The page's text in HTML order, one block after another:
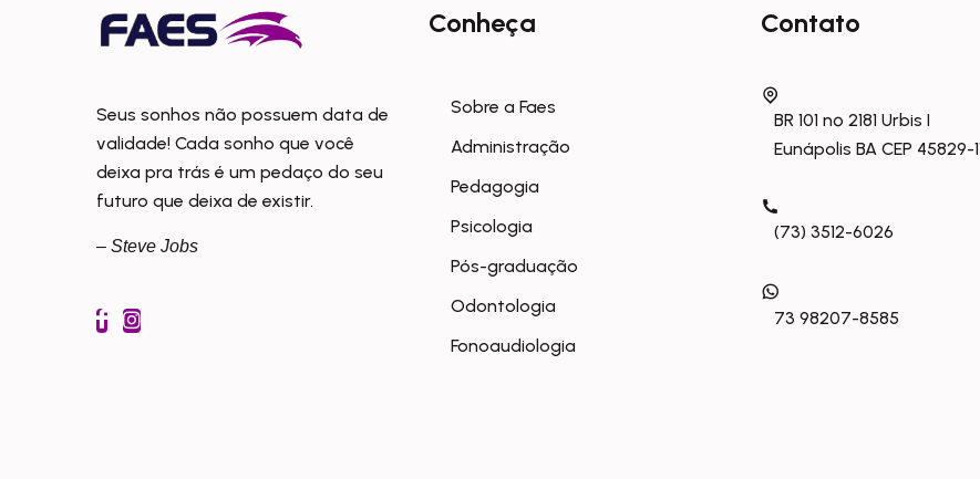
Seus sonhos não possuem data de
validade! Cada sonho que você
deixa pra trás é um pedaço do seu
futuro que deixa de existir.
– Steve Jobs
Conheça
Sobre a Faes
Administração
Pedagogia
Psicologia
Pós-graduação
Odontologia
Fonoaudiologia
Contato
BR 101 nº 2181 Urbis I
Eunápolis BA CEP 45829-
(73) 3512-6026
73 98207-8585